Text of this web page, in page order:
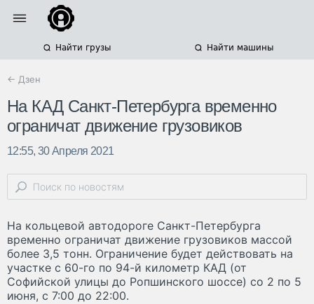
Найти грузы Найти машины
← Дзен
На КАД Санкт-Петербурга временно
ограничат движение грузовиков
12:55, 30 Апреля 2021
На кольцевой автодороге Санкт-Петербурга
временно ограничат движение грузовиков массой
более 3,5 тонн. Ограничение будет действовать на
участке с 60-го по 94-й километр КАД (от
Софийской улицы до Ропшинского шоссе) со 2 по 5
июня, с 7:00 до 22:00.